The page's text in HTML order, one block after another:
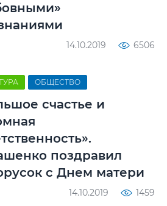
14.10.2019 6506
ОБЩЕСТВО
счастье и
поздравил
с Днем матери
14.10.2019 1459